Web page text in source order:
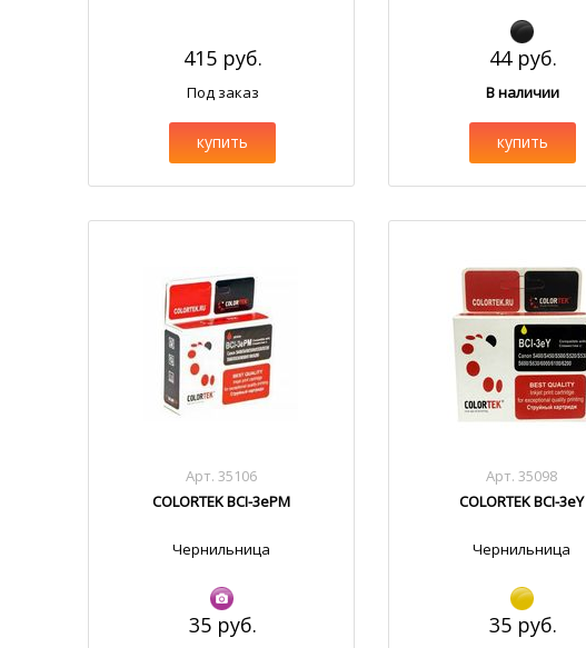
415 руб.
Под заказ
купить
44 руб.
В наличии
купить
Арт. 35106
COLORTEK BCI-3ePM
Чернильница
35 руб.
Арт. 35098
COLORTEK BCI-3eY
Чернильница
35 руб.